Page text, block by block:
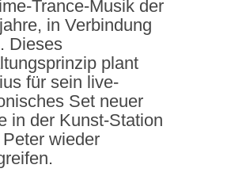
Trance-Musik der
in Verbindung
Dieses
plant
für sein live-
Set neuer
in der Kunst-Station
wieder